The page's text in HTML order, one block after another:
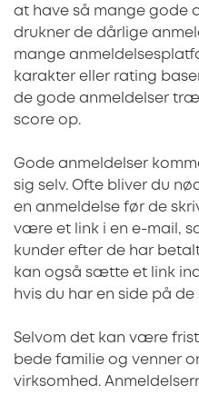
at have så mange gode
drukner de dårlige
mange
karakter eller rating
de gode anmeldelser
score op.
Gode anmeldelser
sig selv. Ofte bliver du
en anmeldelse før de
være et link i en e-mail,
kunder efter de har
kan også sætte et link
hvis du har en side på
Selvom det kan være
bede familie og venner
virksomhed.